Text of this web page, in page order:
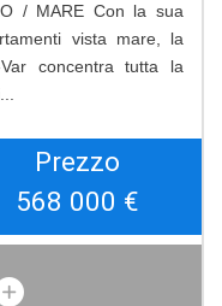
/ MARE Con la sua
vista mare, la
Var concentra tutta la
Prezzo
568 000 €